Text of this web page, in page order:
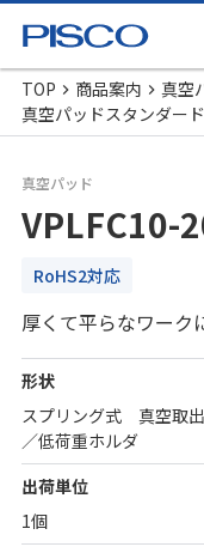
TOP 商品案内
真空
真空パッドスタンダー
真空パッド
VPLFC10-
RoHS2対応
厚くて平らなワーク
形状
スプリング式 真空取
／低荷重ホルダ
出荷単位
1個